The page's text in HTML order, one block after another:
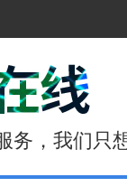
务，我们只